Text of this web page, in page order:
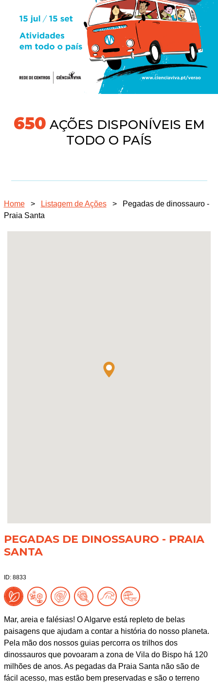
691AÇÕES DISPONÍVEIS EM
TODO O PAÍS
Home > Listagem de Ações >
Pegadas de dinossauro -
Praia Santa
PEGADAS DE DINOSSAURO - PRAIA
SANTA
ID: 8833
Mar, areia e falésias! O Algarve está repleto de belas
paisagens que ajudam a contar a história do nosso planeta.
Pela mão dos nossos guias percorra os trilhos dos
dinossauros que povoaram a zona de Vila do Bispo há 120
milhões de anos. As pegadas da Praia Santa não são de
fácil acesso, mas estão bem preservadas e são o terreno